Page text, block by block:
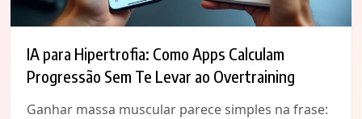
IA para Hipertrofia: Como Apps Calculam
Progressão Sem Te Levar ao Overtraining
Ganhar massa muscular parece simples na frase: